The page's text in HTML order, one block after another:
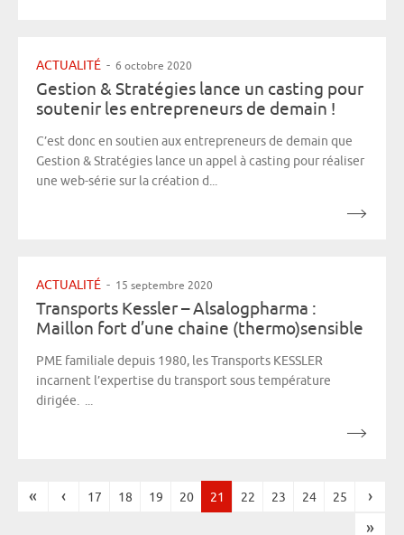
ACTUALITÉ - 6 octobre 2020
Gestion & Stratégies lance un casting pour
soutenir les entrepreneurs de demain !
C’est donc en soutien aux entrepreneurs de demain que
Gestion & Stratégies lance un appel à casting pour réaliser
une web-série sur la création d...
ACTUALITÉ - 15 septembre 2020
Transports Kessler – Alsalogpharma :
Maillon fort d’une chaine (thermo)sensible
PME familiale depuis 1980, les Transports KESSLER
incarnent l’expertise du transport sous température
dirigée. ...
« ‹ 17 18 19 20 21 22 23 24 25
›
»